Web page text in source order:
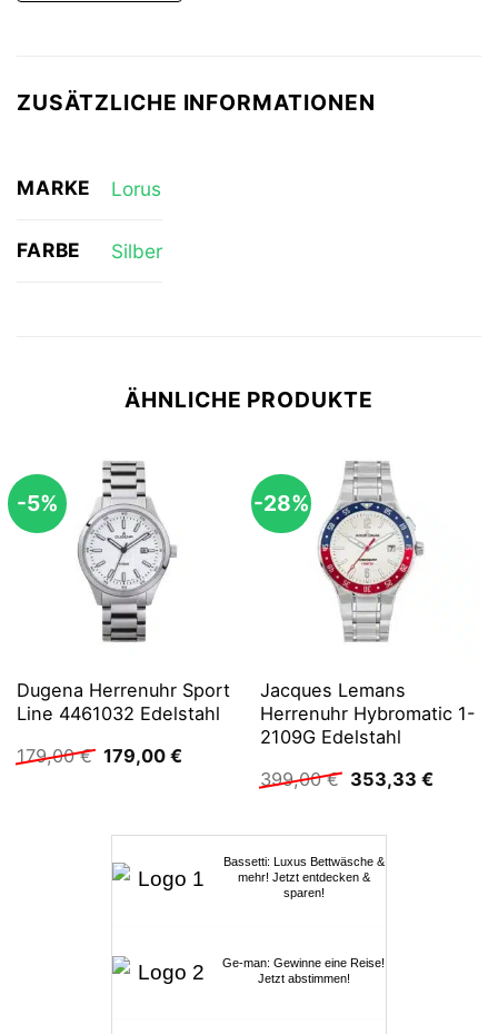
ZUSÄTZLICHE INFORMATIONEN
MARKE Lorus
FARBE Silber
ÄHNLICHE PRODUKTE
-5%
Dugena Herrenuhr Sport
Line 4461032 Edelstahl
179,00€ Ursprünglicher
Preis
179,00 €Aktueller
-28%
Jacques Lemans
Herrenuhr Hybromatic 1-
2109G Edelstahl
399,00€ Ursprünglicher
Preis
399,00 €
353,33 €
Bassetti: Luxus Bettwäsche &
mehr! Jetzt entdecken &
sparen!
Ge-man: Gewinne eine Reise!
Jetzt abstimmen!